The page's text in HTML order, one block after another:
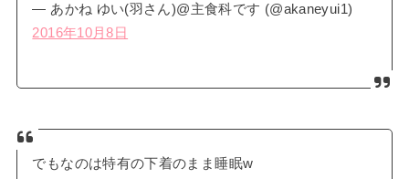
— あかね ゆい(羽さん)@主食科です (@akaneyui1)
2016年10月8日
でもなのは特有の下着のまま睡眠w